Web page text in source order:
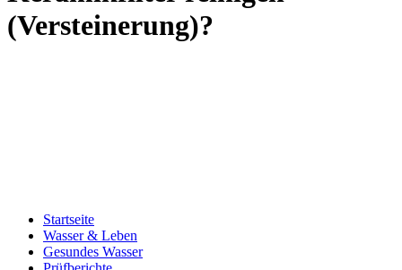
(Versteinerung)?
Startseite
Wasser & Leben
Gesundes Wasser